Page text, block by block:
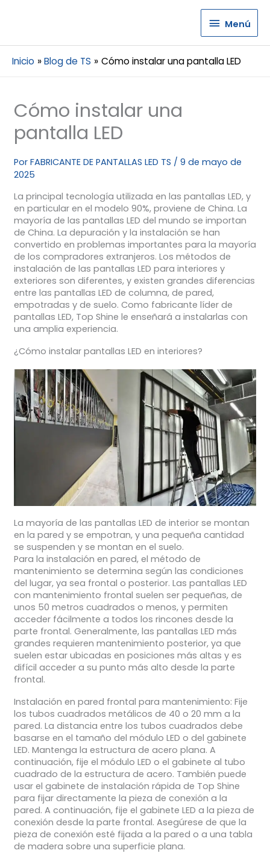
Menú
Menú
Inicio Blog de TS Cómo instalar una pantalla LED
Cómo instalar una
pantalla LED
Por FABRICANTE DE PANTALLAS LED TS / 9 de mayo de
2025
La principal tecnología utilizada en las pantallas LED, y
en particular en el modelo 90%, proviene de China. La
mayoría de las pantallas LED del mundo se importan
de China. La depuración y la instalación se han
convertido en problemas importantes para la mayoría
de los compradores extranjeros. Los métodos de
instalación de las pantallas LED para interiores y
exteriores son diferentes, y existen grandes diferencias
entre las pantallas LED de columna, de pared,
empotradas y de suelo. Como fabricante líder de
pantallas LED, Top Shine le enseñará a instalarlas con
una amplia experiencia.
¿Cómo instalar pantallas LED en interiores?
La mayoría de las pantallas LED de interior se montan
en la pared y se empotran, y una pequeña cantidad
se suspenden y se montan en el suelo.
Para la instalación en pared, el método de
mantenimiento se determina según las condiciones
del lugar, ya sea frontal o posterior. Las pantallas LED
con mantenimiento frontal suelen ser pequeñas, de
unos 50 metros cuadrados o menos, y permiten
acceder fácilmente a todos los rincones desde la
parte frontal. Generalmente, las pantallas LED más
grandes requieren mantenimiento posterior, ya que
suelen estar ubicadas en posiciones más altas y es
difícil acceder a su punto más alto desde la parte
frontal.
Instalación en pared frontal para mantenimiento: Fije
los tubos cuadrados metálicos de 40 o 20 mm a la
pared. La distancia entre los tubos cuadrados debe
basarse en el tamaño del módulo LED o del gabinete
LED. Mantenga la estructura de acero plana. A
continuación, fije el módulo LED o el gabinete al tubo
cuadrado de la estructura de acero. También puede
usar el gabinete de instalación rápida de Top Shine
para fijar directamente la pieza de conexión a la
pared. A continuación, fije el gabinete LED a la pieza de
conexión desde la parte frontal. Asegúrese de que la
pieza de conexión esté fijada a la pared o a una tabla
de madera sobre una superficie plana.